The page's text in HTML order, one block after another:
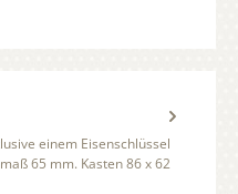
einem Eisenschlüssel
65 mm. Kasten 86 x 62